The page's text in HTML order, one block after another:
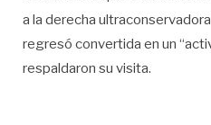
a la derecha
regresó convertida en un
respaldaron su visita.